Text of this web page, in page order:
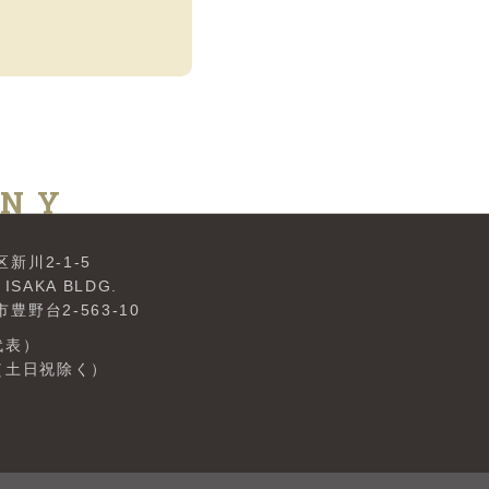
新川2-1-5
BLDG.
豊野台2-563-10
）
日祝除く）